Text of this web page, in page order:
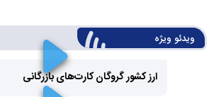
ویدئو ویژه
ارز کشور گروگان کارت‌های بازرگانی